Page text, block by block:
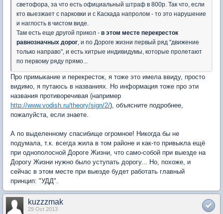
светофора, за что есть официальный штраф в 800р. Так что, если
кто выезжает с парковки и с Каскада напролом - то это нарушение
и наглость в чистом виде.
Там есть еще другой прикол - в этом месте перекресток
равнозначных дорог , и по Дороге жизни первый ряд "движение
только направо", и есть хитрые индивидумы, которые пролетают
по первому ряду прямо...
Про примыкание и перекресток, я тоже это имела ввиду, просто
видимо, я путаюсь в названиях. Но информация тоже про эти
названия противоречивая (например
http://www.vodish.ru/theory/sign/2/), объясните подробнее,
пожалуйста, если знаете.
А по выделенному спасибище огромное! Никогда бы не
подумала, т.к. всегда жила в том районе и как-то привыкла ещё
при однополосной Дороге Жизни, что само-собой при выезде на
Дорогу Жизни нужно было уступать дорогу... Но, похоже, и
сейчас в этом месте при выезде будет работать главный
принцип: "УДД".
kuzzzmak
29 Oct 2013